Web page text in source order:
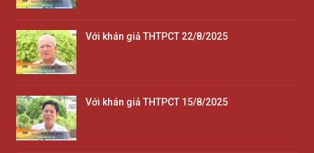
Với khán giả THTPCT 22/8/2025
Với khán giả THTPCT 15/8/2025